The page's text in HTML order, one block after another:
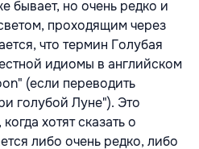
бывает, но очень редко и
проходящим через
что термин Голубая
идиомы в английском
(если переводить
голубой Луне"). Это
хотят сказать о
либо очень редко, либо